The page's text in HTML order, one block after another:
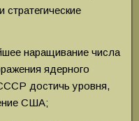
наращивание числа
ядерного
достичь уровня,
США;